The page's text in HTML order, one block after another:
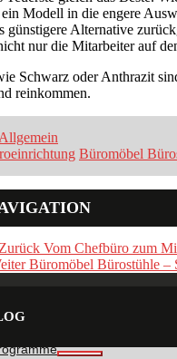
Modell in die engere
günstigere Alternative
nur die Mitarbeiter auf
Schwarz oder Anthrazit
reinkommen.
Allgemein
Büromöbel
Zurück Vom Chefbüro zum
Büromöbel Bürostühle –